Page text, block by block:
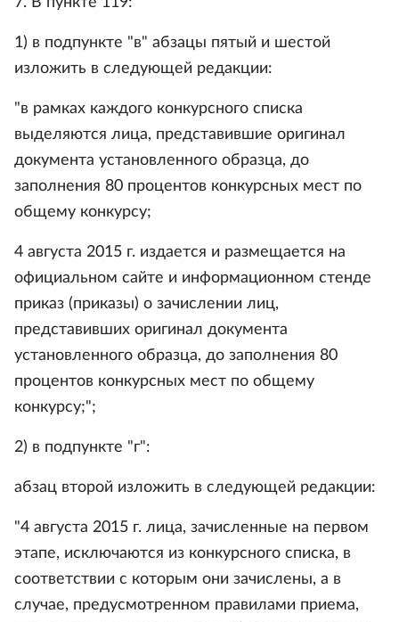
1) в подпункте "в" абзацы пятый и шестой
изложить в следующей редакции:
"в рамках каждого конкурсного списка
выделяются лица, представившие оригинал
документа установленного образца, до
заполнения 80 процентов конкурсных мест по
общему конкурсу;
4 августа 2015 г. издается и размещается на
официальном сайте и информационном стенде
приказ (приказы) о зачислении лиц,
представивших оригинал документа
установленного образца, до заполнения 80
процентов конкурсных мест по общему
конкурсу;";
2) в подпункте "г":
абзац второй изложить в следующей редакции:
"4 августа 2015 г. лица, зачисленные на первом
этапе, исключаются из конкурсного списка, в
соответствии с которым они зачислены, а в
случае, предусмотренном правилами приема,